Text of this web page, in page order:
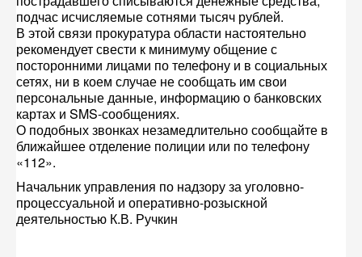
подчас исчисляемые сотнями тысяч рублей.
В этой связи прокуратура области настоятельно
рекомендует свести к минимуму общение с
посторонними лицами по телефону и в социальных
сетях, ни в коем случае не сообщать им свои
персональные данные, информацию о банковских
картах и SMS-сообщениях.
О подобных звонках незамедлительно сообщайте в
ближайшее отделение полиции или по телефону
«112».
Начальник управления по надзору за уголовно-
процессуальной и оперативно-розыскной
деятельностью К.В. Ручкин